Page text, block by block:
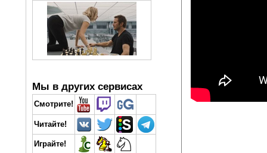
Мы в других сервисах
Смотрите!
Читайте!
Играйте!